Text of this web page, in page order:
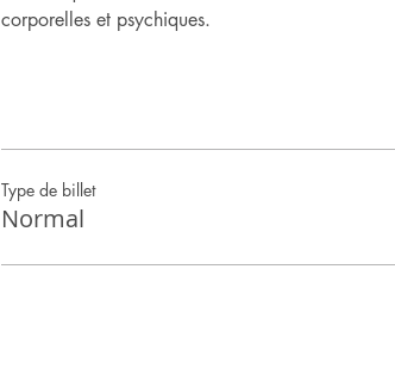
corporelles et psychiques.
Type de billet
Normal